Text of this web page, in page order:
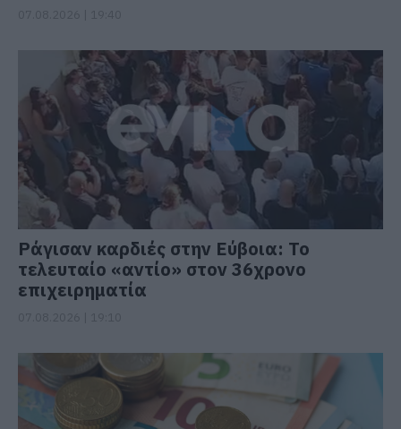
Ράγισαν καρδιές στην Εύβοια: Το
τελευταίο «αντίο» στον 36χρονο
επιχειρηματία